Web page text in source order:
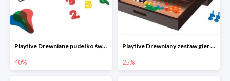
Playtive Drewniane pudełko świetlne MONTESSORI
40%
Playtive Drewniany zestaw gier 10 w 1
25%